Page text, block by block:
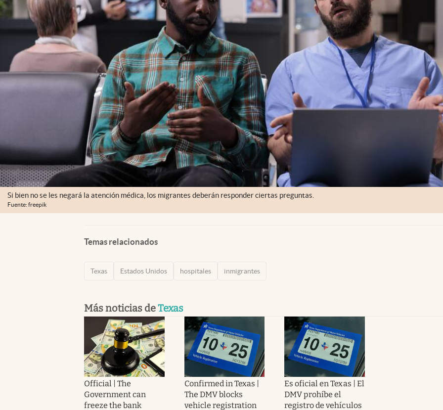
Si bien no se les negará la atención médica, los migrantes deberán responder ciertas preguntas.
Fuente: freepik
Temas relacionados
Texas Estados Unidos hospitales inmigrantes
Más noticias deTexas
Official | The
Government can
freeze the bank
Confirmed in Texas |
The DMV blocks
vehicle registration
Es oficial en Texas | El
DMV prohíbe el
registro de vehículos